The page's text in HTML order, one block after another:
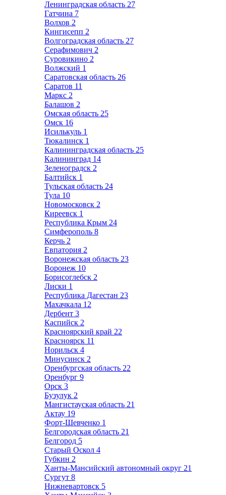
Ленинградская область 27
Гатчина 7
Волхов 2
Кингисепп 2
Волгоградская область 27
Серафимович 2
Суровикино 2
Волжский 1
Саратовская область 26
Саратов 11
Маркс 2
Балашов 2
Омская область 25
Омск 16
Исилькуль 1
Тюкалинск 1
Калининградская область 25
Калининград 14
Зеленоградск 2
Балтийск 1
Тульская область 24
Тула 10
Новомосковск 2
Киреевск 1
Республика Крым 24
Симферополь 8
Керчь 2
Евпатория 2
Воронежская область 23
Воронеж 10
Борисоглебск 2
Лиски 1
Республика Дагестан 23
Махачкала 12
Дербент 3
Каспийск 2
Красноярский край 22
Красноярск 11
Норильск 4
Минусинск 2
Оренбургская область 22
Оренбург 9
Орск 3
Бузулук 2
Мангистауская область 21
Актау 19
Форт-Шевченко 1
Белгородская область 21
Белгород 5
Старый Оскол 4
Губкин 2
Ханты-Мансийский автономный округ 21
Сургут 8
Нижневартовск 5